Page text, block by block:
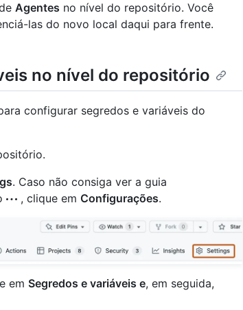
Agentes no nível do repositório. Você
las do novo local daqui para frente.
no nível do repositório
configurar segredos e variáveis do
. Caso não consiga ver a guia
, clique em Configurações.
em Segredos e variáveis e, em seguida,